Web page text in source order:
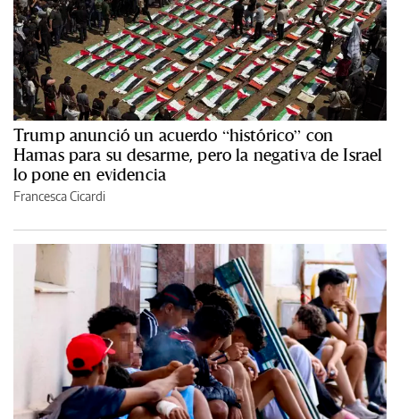
Trump anunció un acuerdo “histórico” con
Hamas para su desarme, pero la negativa de Israel
lo pone en evidencia
Francesca Cicardi